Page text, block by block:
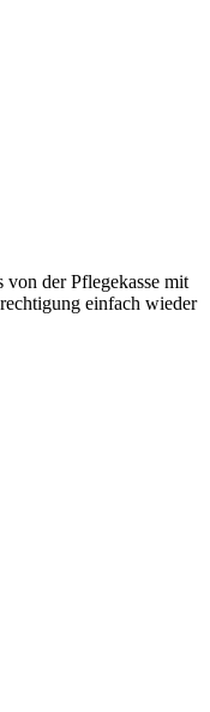
der Pflegekasse mit
einfach wieder